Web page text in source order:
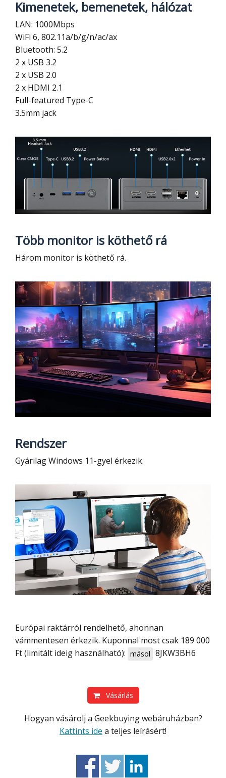
Kimenetek, bemenetek, hálózat
LAN: 1000Mbps
WiFi 6, 802.11a/b/g/n/ac/ax
Bluetooth: 5.2
2 x USB 3.2
2 x USB 2.0
2 x HDMI 2.1
Full-featured Type-C
3.5mm jack
Több monitor is köthető rá
Három monitor is köthető rá.
Rendszer
Gyárilag Windows 11-gyel érkezik.
Európai raktárról rendelhető, ahonnan
vámmentesen érkezik. Kuponnal most csak 189 000
Ft (limitált ideig használható): másol 8JKW3BH6
Vásárlás
Hogyan vásárolj a Geekbuying webáruházban?
Kattints ide a teljes leírásért!